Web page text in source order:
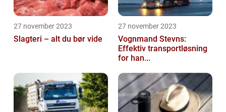
27 november 2023
Slagteri – alt du bør vide
27 november 2023
Vognmand Stevns:
Effektiv transportløsning
for han...